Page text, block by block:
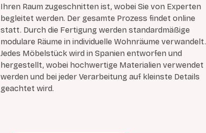
Ihren Raum zugeschnitten ist, wobei Sie von Experten
begleitet werden. Der gesamte Prozess findet online
statt. Durch die Fertigung werden standardmäßige
modulare Räume in individuelle Wohnräume verwandelt.
Jedes Möbelstück wird in Spanien entworfen und
hergestellt, wobei hochwertige Materialien verwendet
werden und bei jeder Verarbeitung auf kleinste Details
geachtet wird.